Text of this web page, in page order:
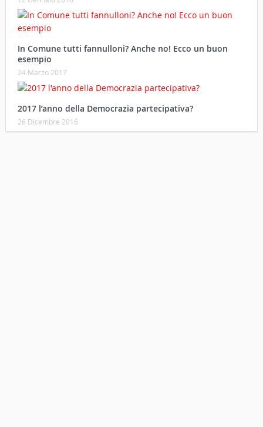
In Comune tutti fannulloni? Anche no! Ecco un buon
esempio
24 Marzo 2017
2017 l’anno della Democrazia partecipativa?
26 Dicembre 2016